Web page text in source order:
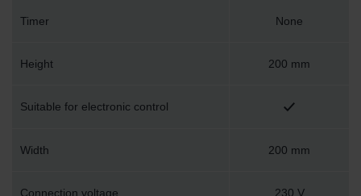
Timer None
Height 200 mm
Suitable for electronic control
Width 200 mm
Connection voltage 230 V